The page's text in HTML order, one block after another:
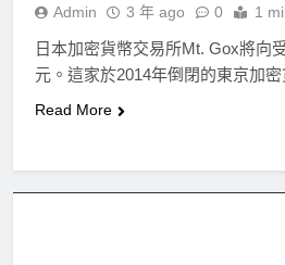
Admin 3 年 ago 0 1
日本加密貨幣交易所Mt. Gox將向
元。這家於2014年倒閉的東京加
Read More